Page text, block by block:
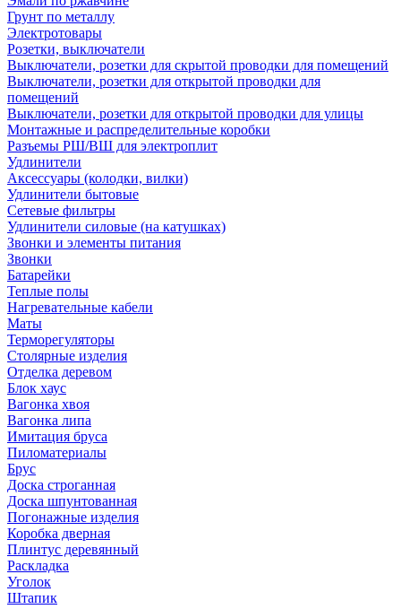
Грунт по металлу
Электротовары
Розетки, выключатели
Выключатели, розетки для скрытой проводки для помещений
Выключатели, розетки для открытой проводки для
помещений
Выключатели, розетки для открытой проводки для улицы
Монтажные и распределительные коробки
Разъемы РШ/ВШ для электроплит
Удлинители
Аксессуары (колодки, вилки)
Удлинители бытовые
Сетевые фильтры
Удлинители силовые (на катушках)
Звонки и элементы питания
Звонки
Батарейки
Теплые полы
Нагревательные кабели
Маты
Терморегуляторы
Столярные изделия
Отделка деревом
Блок хаус
Вагонка хвоя
Вагонка липа
Имитация бруса
Пиломатериалы
Брус
Доска строганная
Доска шпунтованная
Погонажные изделия
Коробка дверная
Плинтус деревянный
Раскладка
Уголок
Штапик